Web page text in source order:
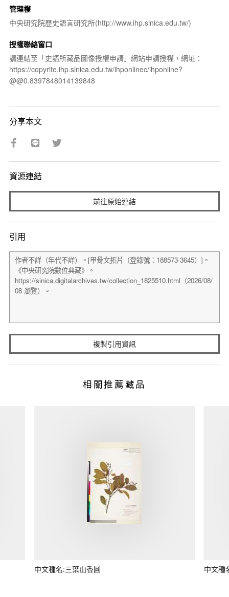
管理權
中央研究院歷史語言研究所(http://www.ihp.sinica.edu.tw/)
授權聯絡窗口
請連結至「史語所藏品圖像授權申請」網站申請授權，網址：
https://copyrite.ihp.sinica.edu.tw/ihponlinec/ihponline?
@@0.8397848014139848
分享本文
資源連結
前往原始連結
引用
複製引用資訊
相關推薦藏品
中文種名:三葉山香圓 中文種